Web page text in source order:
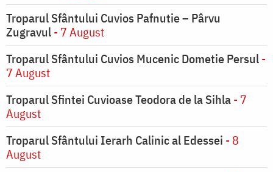
Troparul Sfântului Cuvios Pafnutie – Pârvu
Zugravul- 7 August
Troparul Sfântului Cuvios Mucenic Dometie Persul-
7 August
Troparul Sfintei Cuvioase Teodora de la Sihla- 7
August
Troparul Sfântului Ierarh Calinic al Edessei - 8
August